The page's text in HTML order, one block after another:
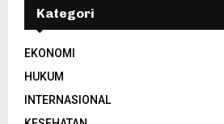
Kategori
EKONOMI
HUKUM
INTERNASIONAL